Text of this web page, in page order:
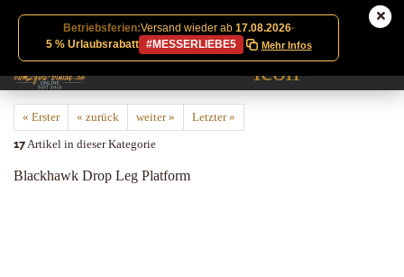
Betriebsferien:Versand wieder ab 17.08.2026·
5 % Urlaubsrabatt
#MESSERLIEBE5 Mehr Infos
« Erster « zurück weiter »
Letzter »
17Artikel in dieser Kategorie
Blackhawk Drop Leg Platform